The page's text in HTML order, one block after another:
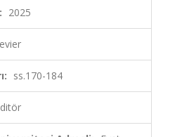
2025
ss.170-184